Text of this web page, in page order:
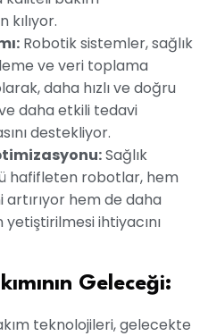
kılıyor.
Robotik sistemler, sağlık
ve veri toplama
daha hızlı ve doğru
daha etkili tedavi
destekliyor.
Sağlık
hafifleten robotlar, hem
hem de daha
yetiştirilmesi ihtiyacını
Geleceği:
teknolojileri, gelecekte